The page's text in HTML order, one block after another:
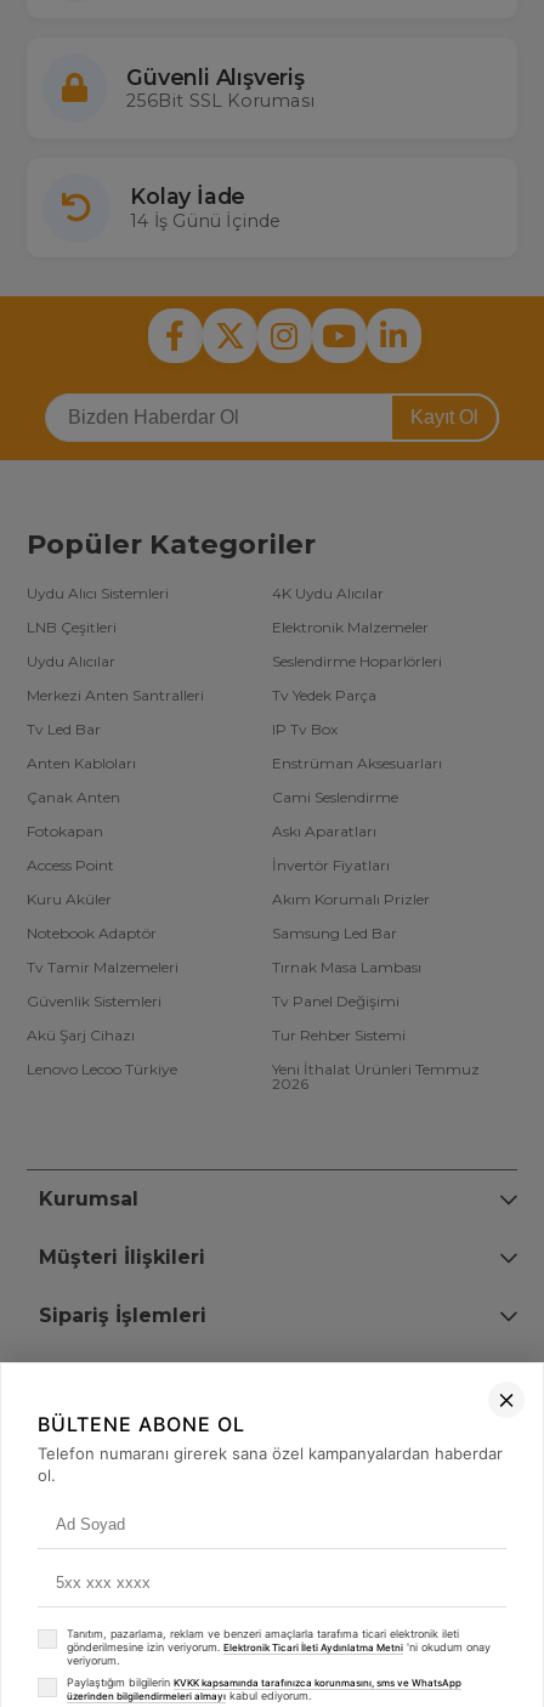
Güvenli Alışveriş
256Bit SSL Koruması
Kolay İade
14 İş Günü İçinde
Kayıt Ol
Popüler Kategoriler
Uydu Alıcı Sistemleri
4K Uydu Alıcılar
LNB Çeşitleri
Elektronik Malzemeler
Uydu Alıcılar
Seslendirme Hoparlörleri
Merkezi Anten Santralleri
Tv Yedek Parça
Tv Led Bar
IP Tv Box
Anten Kabloları
Enstrüman Aksesuarları
Çanak Anten
Cami Seslendirme
Fotokapan
Askı Aparatları
Access Point
İnvertör Fiyatları
Kuru Aküler
Akım Korumalı Prizler
Notebook Adaptör
Samsung Led Bar
Tv Tamir Malzemeleri
Tırnak Masa Lambası
Güvenlik Sistemleri
Tv Panel Değişimi
Akü Şarj Cihazı
Tur Rehber Sistemi
Lenovo Lecoo Türkiye
Yeni İthalat Ürünleri Temmuz
2026
Kurumsal
Müşteri İlişkileri
Sipariş İşlemleri
+90 (850) 473 08 08
BÜLTENE ABONE OL
Telefon numaranı girerek sana özel kampanyalardan haberdar
ol.
Tanıtım, pazarlama, reklam ve benzeri amaçlarla tarafıma ticari elektronik ileti
gönderilmesine izin veriyorum. Elektronik Ticari İleti Aydınlatma Metni 'ni okudum onay
veriyorum.
Paylaştığım bilgilerin KVKK kapsamında tarafınızca korunmasını, sms ve WhatsApp
üzerinden bilgilendirmeleri almayı kabul ediyorum.